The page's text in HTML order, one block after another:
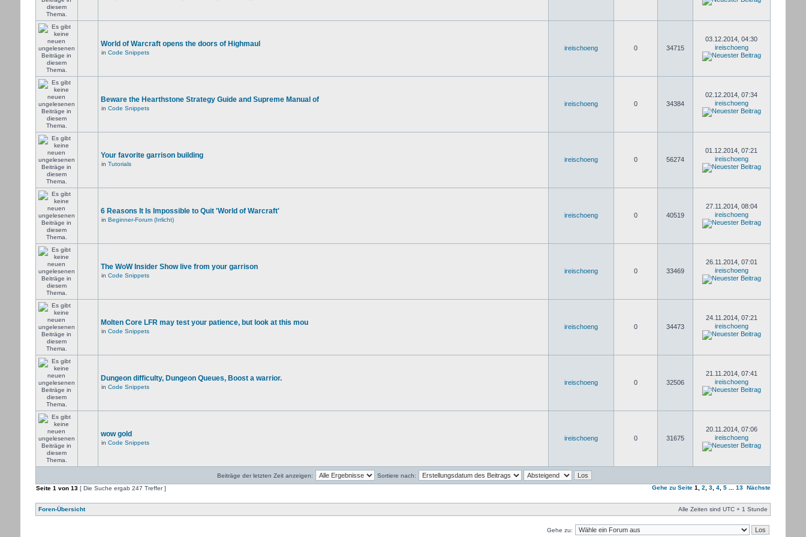
World of Warcraft opens the doors of Highmaul
in Code Snippets
ireischoeng 0 34715
03.12.2014, 04:30
ireischoeng
Beware the Hearthstone Strategy Guide and Supreme Manual of
in Code Snippets
ireischoeng 0 34384
02.12.2014, 07:34
ireischoeng
Your favorite garrison building
in Tutorials
ireischoeng 0 56274
01.12.2014, 07:21
ireischoeng
6 Reasons It Is Impossible to Quit 'World of Warcraft'
in Beginner-Forum (Irrlicht)
ireischoeng 0 40519
27.11.2014, 08:04
ireischoeng
The WoW Insider Show live from your garrison
in Code Snippets
ireischoeng 0 33469
26.11.2014, 07:01
ireischoeng
Molten Core LFR may test your patience, but look at this mou
in Code Snippets
ireischoeng 0 34473
24.11.2014, 07:21
ireischoeng
Dungeon difficulty, Dungeon Queues, Boost a warrior.
in Code Snippets
ireischoeng 0 32506
21.11.2014, 07:41
ireischoeng
wow gold
in Code Snippets
ireischoeng 0 31675
20.11.2014, 07:06
ireischoeng
Beiträge der letzten Zeit anzeigen:
Sortiere nach:
Seite 1 von 13[ Die Suche ergab 247 Treffer ] Gehe zu Seite 1 ,2 ,3 ,4 ,5 ...13 Nächste
Foren-Übersicht Alle Zeiten sind UTC + 1 Stunde
Gehe zu: